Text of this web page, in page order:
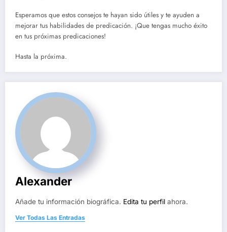
Esperamos que estos consejos te hayan sido útiles y te ayuden a
mejorar tus habilidades de predicación. ¡Que tengas mucho éxito
en tus próximas predicaciones!
Hasta la próxima.
Alexander
Añade tu información biográfica. Edita tu perfil ahora.
Ver Todas Las Entradas